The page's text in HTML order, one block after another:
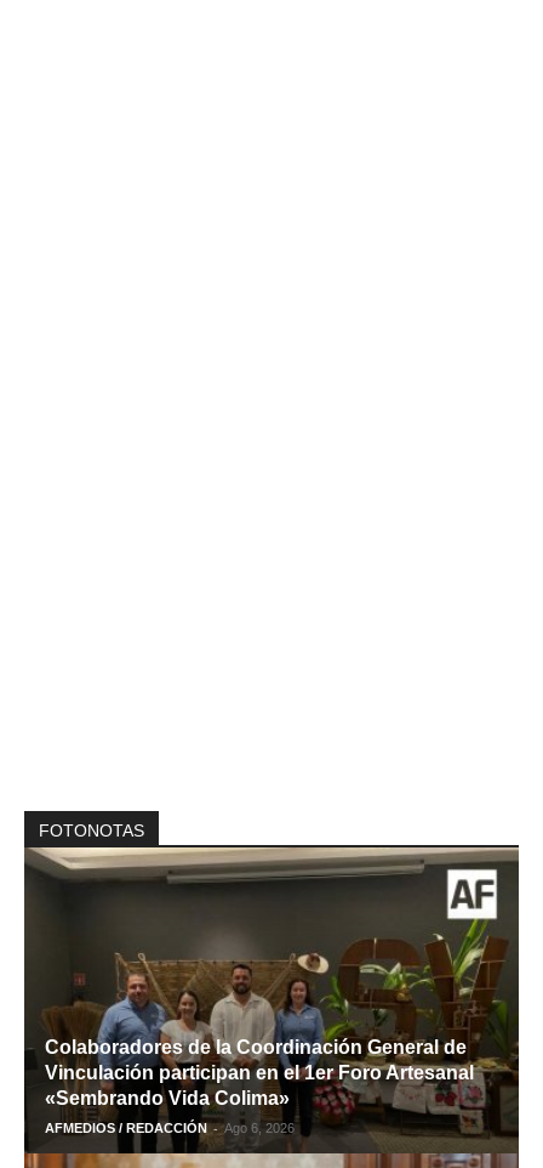
FOTONOTAS
Colaboradores de la Coordinación General de
Vinculación participan en el 1er Foro Artesanal
«Sembrando Vida Colima»
AFMEDIOS / REDACCIÓN - Ago 6, 2026